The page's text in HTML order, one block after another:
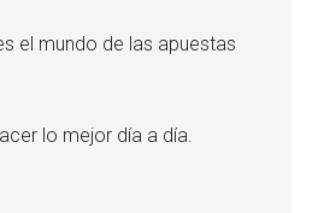
el mundo de las apuestas
lo mejor día a día.